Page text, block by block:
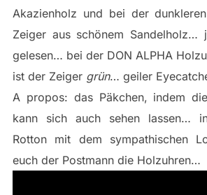
Akazienholz und bei der
Zeiger aus schönem
gelesen… bei der DON ALPHA
ist der Zeiger grün… geiler
A propos: das Päkchen, indem
kann sich auch sehen lassen…
Rotton mit dem sympathischen
euch der Postmann die Holzuhren…